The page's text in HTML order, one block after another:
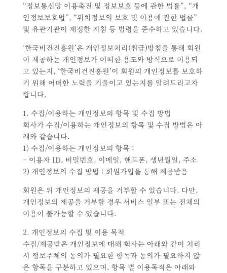
“정보통신망 이용촉진 및 정보보호 등에 관한 법률”, “개
인정보보호법”, “위치정보의 보호 및 이용에 관한 법률”
및 유관기관이 제정한 지침 등 법령을 준수하고 있습니다.
‘한국비건진흥원’은 개인정보처리(취급)방침을 통해 회원
이 제공하는 개인정보가 어떠한 용도와 방식으로 이용되
고 있는지, ‘한국비건진흥원’이 회원의 개인정보를 보호하
기 위해 어떠한 노력을 기울이고 있는지를 알려드리고자
합니다.
1. 수집/이용하는 개인정보의 항목 및 수집 방법
회사가 수집/이용하는 개인정보의 항목 및 수집 방법은 아
래와 같습니다.
1) 수집/이용하는 개인정보의 항목 :
– 이용자 ID, 비밀번호, 이메일, 핸드폰, 생년월일, 주소
2) 개인정보의 수집 방법 : 회원가입을 통해 제공받음
회원은 위 개인정보의 제공을 거부할 수 있습니다. 다만,
개인정보의 제공을 거부할 경우 서비스 일부 또는 전체의
이용이 불가능할 수 있습니다.
2. 개인정보의 수집 및 이용 목적
수집/제공받은 개인정보에 대해 회사는 아래와 같이 처리
시 정보주체의 동의가 필요한 항목과 동의가 필요하지 않
은 항목을 구분하고 있으며, 항목 별 이용목적은 아래와